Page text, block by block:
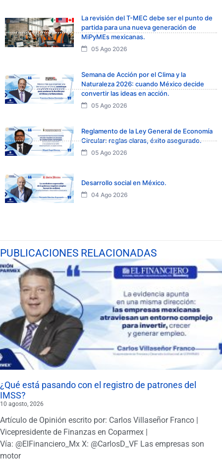
La revisión del T-MEC debe ser el punto de
partida para una nueva generación de
MiPyMEs mexicanas.
05 Ago 2026
Semana de Acción por el Clima y la
Naturaleza 2026: cuando México decide
convertir las ideas en acción.
05 Ago 2026
Reglamento de la Ley General de Economía
Circular: reglas claras, éxito asegurado.
05 Ago 2026
Desarrollo social en México.
04 Ago 2026
PUBLICACIONES RELACIONADAS
¿Qué está pasando con el registro de patrones del
IMSS?
10 agosto, 2026
Artículo de Opinión escrito por: Carlos Villaseñor Franco |
Vicepresidente de Finanzas en Coparmex |
Vía: @ElFinanciero_Mx X: @CarlosD_VF Las empresas son
motor